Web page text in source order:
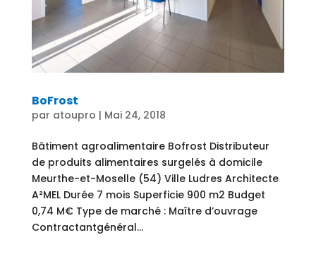
BoFrost
par atoupro | Mai 24, 2018
Bâtiment agroalimentaire Bofrost Distributeur
de produits alimentaires surgelés à domicile
Meurthe-et-Moselle (54) Ville Ludres Architecte
A²MEL Durée 7 mois Superficie 900 m2 Budget
0,74 M€ Type de marché : Maître d’ouvrage
Contractantgénéral...